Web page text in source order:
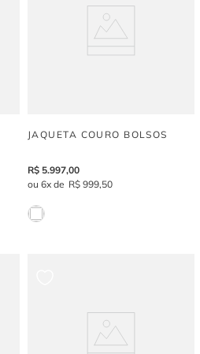
JAQUETA COURO BOLSOS
R$ 5.997,00
6
R$ 999,50